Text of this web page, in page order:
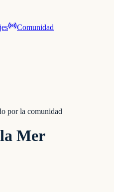
Comunidad
por la comunidad
Mer